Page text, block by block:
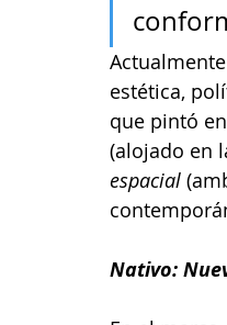
estética,
que pintó
(alojado en
espacial
Nativo: